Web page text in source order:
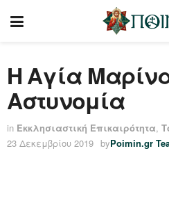
Η Αγία
Αστυνομία
in Εκκλησιαστική Επικαιρότητα,
23 Δεκεμβρίου 2019 byPoimin.gr